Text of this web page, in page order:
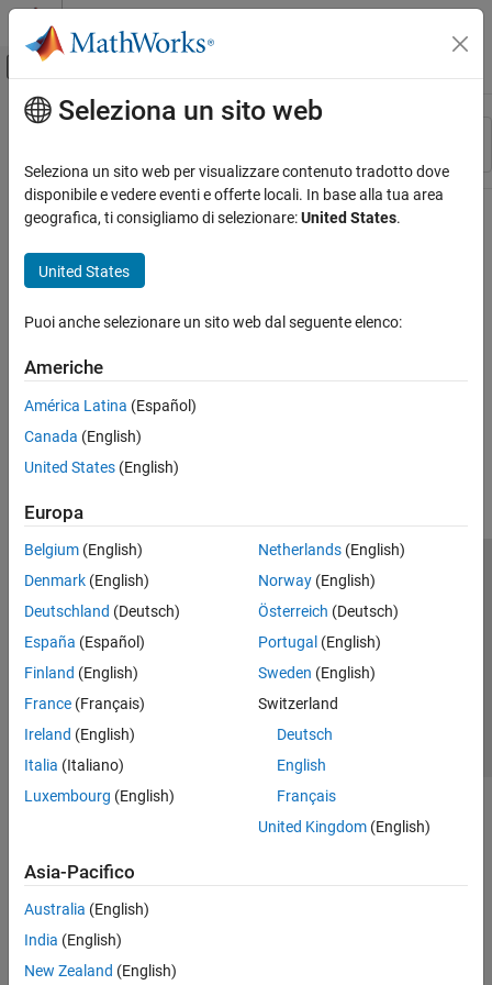
Vai al contenuto
Attiva/disattiva menu di navigazione
Risorsa
Stato
Contenuto principale
Seleziona un sito web
Seleziona un sito web per visualizzare contenuto tradotto dove
disponibile e vedere eventi e offerte locali. In base alla tua area
geografica, ti consigliamo di selezionare:United States.
United States
Puoi anche selezionare un sito web dal seguente elenco:
Americhe
América Latina (Español)
Canada (English)
United States (English)
Europa
Belgium (English)
Denmark (English)
Deutschland (Deutsch)
España (Español)
Finland (English)
France (Français)
Ireland (English)
Italia (Italiano)
Luxembourg (English)
Netherlands(English)
Norway(English)
Österreich (Deutsch)
Portugal (English)
Sweden (English)
Switzerland
Deutsch
English
Français
United Kingdom(English)
Asia-Pacifico
Australia (English)
India (English)
New Zealand (English)
Centro di fiducia
Informativa sulla privacy
Antipirateria
Stato dell'applicazione
Contatti
© 1994-2026 The MathWorks, Inc.